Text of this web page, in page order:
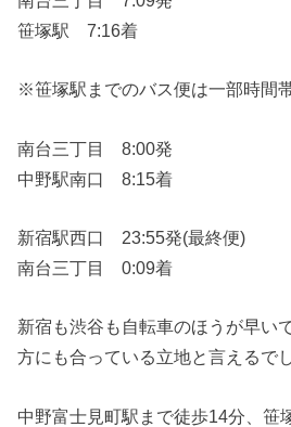
笹塚駅 7:16着
※笹塚駅までのバス便は一部時間
南台三丁目 8:00発
中野駅南口 8:15着
新宿駅西口 23:55発(最終便)
南台三丁目 0:09着
新宿も渋谷も自転車のほうが早い
方にも合っている立地と言えるで
中野富士見町駅まで徒歩14分、笹